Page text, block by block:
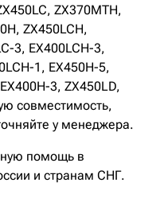
ZX370MTH,
ZX450LCH,
3, EX400LCH-3,
1, EX450H-5,
3, ZX450LD,
совместимость,
у менеджера.
помощь в
и странам СНГ.